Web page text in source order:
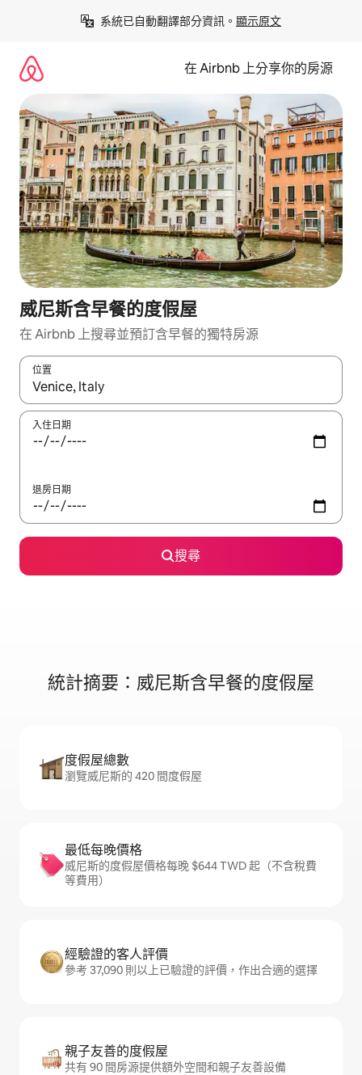
系統已自動翻譯部分資訊。 顯示原文
在 Airbnb 上分享你的房源
威尼斯含早餐的度假屋
在 Airbnb 上搜尋並預訂含早餐的獨特房源
位置
如有搜尋結果，瀏覽內容時請使用上下箭頭，或輕點、滑動裝置。
入住日期
退房日期
搜尋
統計摘要：威尼斯含早餐的度假屋
度假屋總數
瀏覽威尼斯的 420 間度假屋
最低每晚價格
威尼斯的度假屋價格每晚 $644 TWD 起（不含稅費
等費用）
經驗證的客人評價
參考 37,090 則以上已驗證的評價，作出合適的選擇
親子友善的度假屋
共有 90 間房源提供額外空間和親子友善設備